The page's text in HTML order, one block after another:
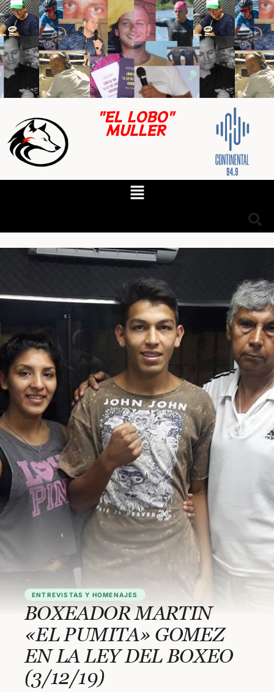
"EL LOBO"
MULLER
ENTREVISTAS Y HOMENAJES
BOXEADOR MARTIN
«EL PUMITA» GOMEZ
EN LA LEY DEL BOXEO
(3/12/19)